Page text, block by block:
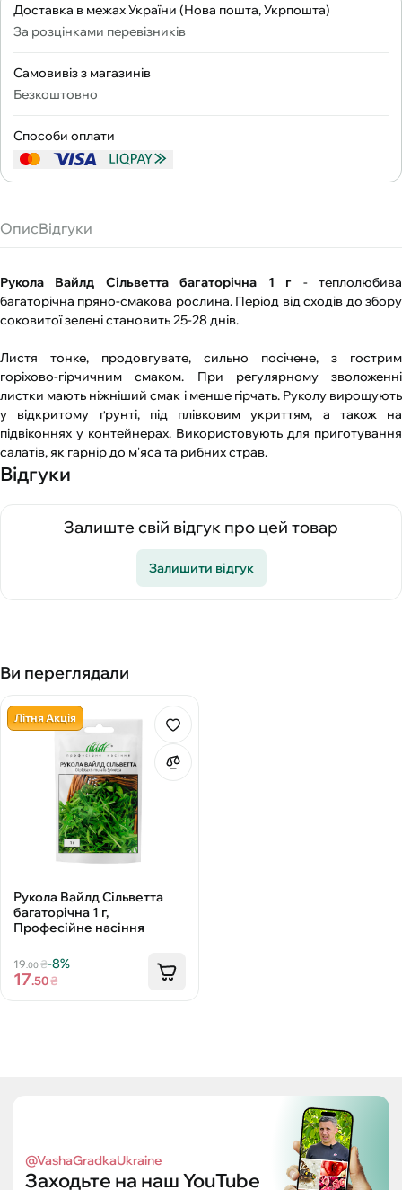
Доставка в межах України (Нова пошта, Укрпошта)
За розцінками перевізників
Самовивіз з магазинів
Безкоштовно
Способи оплати
ОписВідгуки
Рукола Вайлд Сільветта багаторічна 1 г - теплолюбива
багаторічна пряно-смакова рослина. Період від сходів до збору
соковитої зелені становить 25-28 днів.
Листя тонке, продовгувате, сильно посічене, з гострим
горіхово-гірчичним смаком. При регулярному зволоженні
листки мають ніжніший смак і менше гірчать. Руколу вирощують
у відкритому ґрунті, під плівковим укриттям, а також на
підвіконнях у контейнерах. Використовують для приготування
салатів, як гарнір до м'яса та рибних страв.
Відгуки
Залиште свій відгук про цей товар
Залишити відгук
Ви переглядали
Літня Акція
Рукола Вайлд Сільветта
багаторічна 1 г,
Професійне насіння
19 .00₴-8%
17.50₴
@VashaGradkaUkraine
Заходьте на наш YouTube